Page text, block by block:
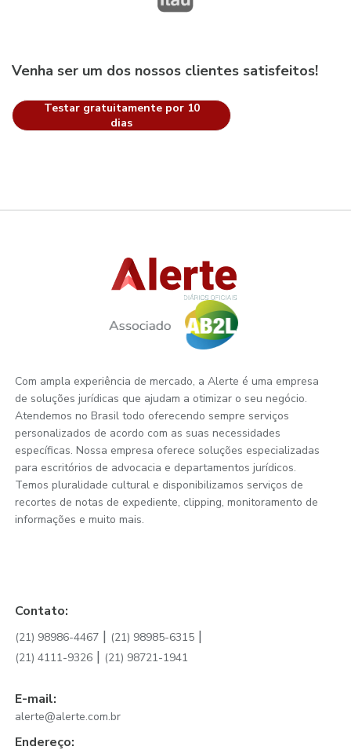
Venha ser um dos nossos clientes satisfeitos!
Testar gratuitamente por 10
dias
Com ampla experiência de mercado, a Alerte é uma empresa
de soluções jurídicas que ajudam a otimizar o seu negócio.
Atendemos no Brasil todo oferecendo sempre serviços
personalizados de acordo com as suas necessidades
específicas. Nossa empresa oferece soluções especializadas
para escritórios de advocacia e departamentos jurídicos.
Temos pluralidade cultural e disponibilizamos serviços de
recortes de notas de expediente, clipping, monitoramento de
informações e muito mais.
Contato:
(21) 98986-4467 | (21) 98985-6315 |
(21) 4111-9326 | (21) 98721-1941
E-mail:
alerte@alerte.com.br
Endereço: